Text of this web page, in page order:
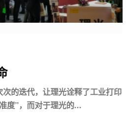
的迭代，让理光诠释了工业打印
度”，而对于理光的...